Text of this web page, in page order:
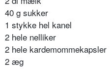
40 g sukker
1 stykke hel kanel
2 hele nelliker
2 hele kardemommekapsler
2 æg